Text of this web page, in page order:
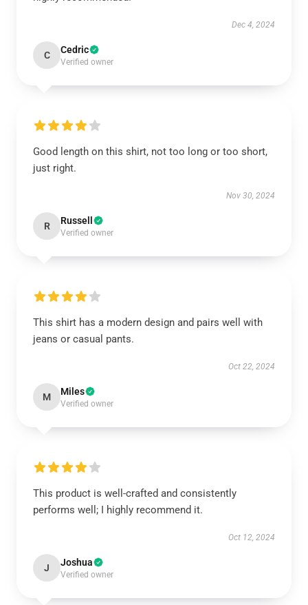
Dec 4, 2024
C Cedric
Verified owner
Good length on this shirt, not too long or too short,
just right.
Nov 30, 2024
R Russell
Verified owner
This shirt has a modern design and pairs well with
jeans or casual pants.
Oct 22, 2024
M Miles
Verified owner
This product is well-crafted and consistently
performs well; I highly recommend it.
Oct 12, 2024
J Joshua
Verified owner